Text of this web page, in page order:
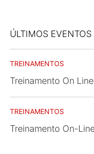
ÚLTIMOS EVENTOS
TREINAMENTOS
Treinamento On
TREINAMENTOS
Treinamento On-